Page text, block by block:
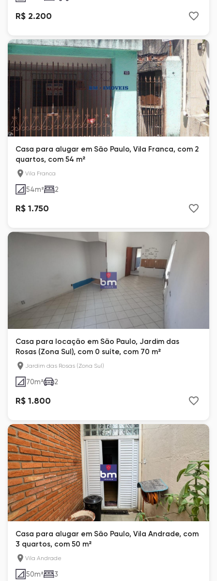
R$ 2.200
Casa para alugar em São Paulo, Vila Franca, com 2
quartos, com 54 m²
Vila Franca
54m² 2
R$ 1.750
Casa para locação em São Paulo, Jardim das
Rosas (Zona Sul), com 0 suíte, com 70 m²
Jardim das Rosas (Zona Sul)
70m² 2
R$ 1.800
Casa para alugar em São Paulo, Vila Andrade, com
3 quartos, com 50 m²
Vila Andrade
50m² 3